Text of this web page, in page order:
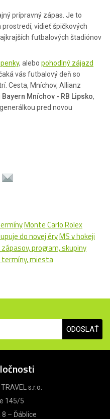
prípravný zápas. Je to
vidieť špičkových
futbalových štadiónov
, alebo pohodlný zájazd
vás futbalový deň so
Cesta, Mníchov, Allianz
Bayern Mníchov - RB Lipsko,
pred novou
Monte Carlo Rolex
do novej éryMS v hokeji
program, skupiny
termíny, miesta
ODOSLAŤ
s.r.o.
145/5
– Ďáblice